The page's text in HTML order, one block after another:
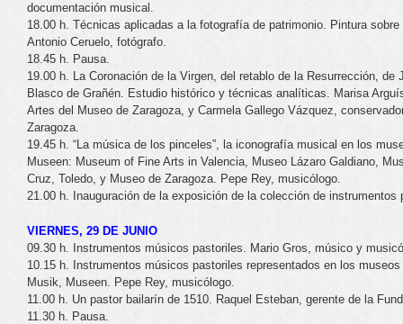
documentación musical.
18.00 h. Técnicas aplicadas a la fotografía de patrimonio. Pintura
Antonio Ceruelo, fotógrafo.
18.45 h. Pausa.
19.00 h. La Coronación de la Virgen, del retablo de la Resurrección,
Blasco de Grañén. Estudio histórico y técnicas analíticas. Marisa
Artes del Museo de Zaragoza, y Carmela Gallego Vázquez,
Zaragoza.
19.45 h. “La música de los pinceles”, la iconografía musical en los
Museen: Museum of Fine Arts in Valencia, Museo Lázaro Galdiano,
Cruz, Toledo, y Museo de Zaragoza. Pepe Rey, musicólogo.
21.00 h. Inauguración de la exposición de la colección de instrumentos
VIERNES, 29 DE JUNIO
09.30 h. Instrumentos músicos pastoriles. Mario Gros, músico y
10.15 h. Instrumentos músicos pastoriles representados en los
Musik, Museen. Pepe Rey, musicólogo.
11.00 h. Un pastor bailarín de 1510. Raquel Esteban, gerente de la
11.30 h. Pausa.